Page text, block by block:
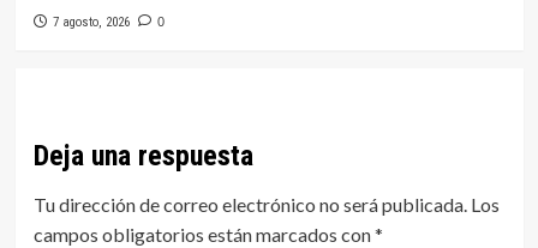
7 agosto, 2026 0
Deja una respuesta
Tu dirección de correo electrónico no será publicada. Los
campos obligatorios están marcados con*